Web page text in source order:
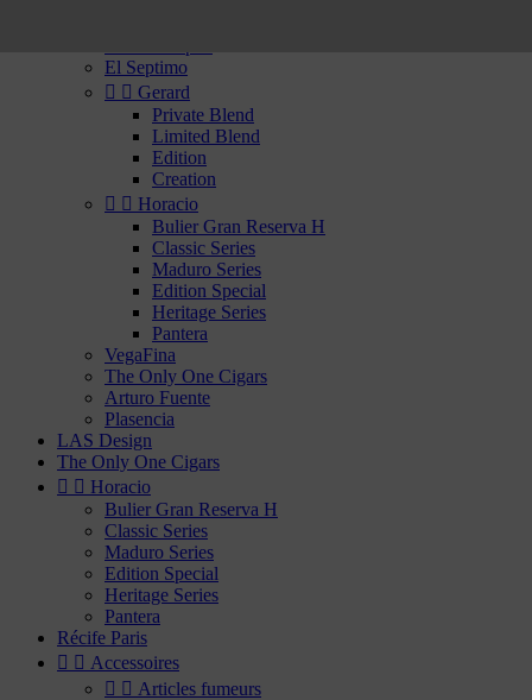
El Septimo
  Gerard
Private Blend
Limited Blend
Edition
Creation
  Horacio
Bulier Gran Reserva H
Classic Series
Maduro Series
Edition Special
Heritage Series
Pantera
VegaFina
The Only One Cigars
Arturo Fuente
Plasencia
LAS Design
The Only One Cigars
  Horacio
Bulier Gran Reserva H
Classic Series
Maduro Series
Edition Special
Heritage Series
Pantera
Récife Paris
  Accessoires
  Articles fumeurs